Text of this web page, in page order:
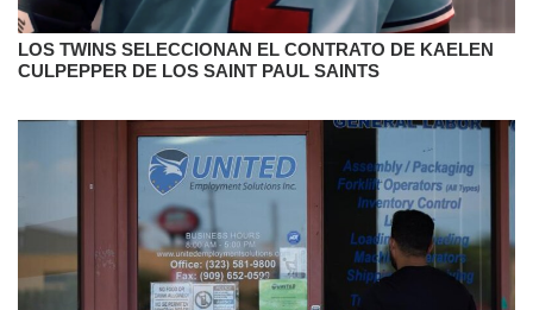
LOS TWINS SELECCIONAN EL CONTRATO DE KAELEN
CULPEPPER DE LOS SAINT PAUL SAINTS